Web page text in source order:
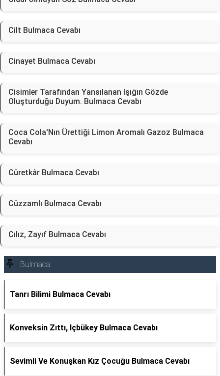
Cilt Bulmaca Cevabı
Cinayet Bulmaca Cevabı
Cisimler Tarafından Yansılanan Işığın Gözde
Oluşturduğu Duyum. Bulmaca Cevabı
Coca Cola'Nın Ürettiği Limon Aromalı Gazoz Bulmaca
Cevabı
Cüretkâr Bulmaca Cevabı
Cüzzamlı Bulmaca Cevabı
Cılız, Zayıf Bulmaca Cevabı
Bulmaca
Tanrı Bilimi Bulmaca Cevabı
Konveksin Zıttı, Içbükey Bulmaca Cevabı
Sevimli Ve Konuşkan Kız Çocuğu Bulmaca Cevabı